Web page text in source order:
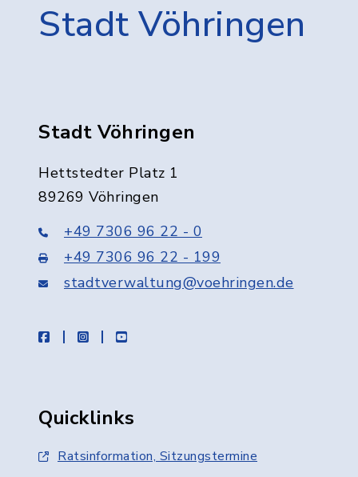
Stadt Vöhringen
Stadt Vöhringen
Hettstedter Platz 1
89269 Vöhringen
+49 7306 96 22 - 0
+49 7306 96 22 - 199
stadtverwaltung@voehringen.de
facebookinstagramyoutube
Quicklinks
Ratsinformation, Sitzungstermine